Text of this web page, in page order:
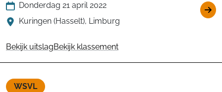
Donderdag 21 april 2022
Kuringen (Hasselt), Limburg
Bekijk uitslagBekijk klassement
WSVL